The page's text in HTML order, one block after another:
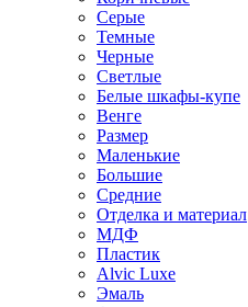
Серые
Темные
Черные
Светлые
Белые шкафы-купе
Венге
Размер
Маленькие
Большие
Средние
Отделка и материал
МДФ
Пластик
Alvic Luxe
Эмаль